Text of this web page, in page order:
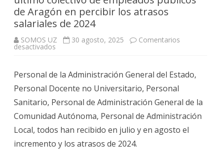
de Aragón en percibir los atrasos
salariales de 2024
SOMOS UZ 30 agosto, 2025 Comentarios
desactivados
vuelve
a
ser
el
último
colectivo
de
empleados
públicos
de
Aragón
en
Personal de la Administración General del Estado,
Personal Docente no Universitario, Personal
Sanitario, Personal de Administración General de la
Comunidad Autónoma, Personal de Administración
Local, todos han recibido en julio y en agosto el
incremento y los atrasos de 2024.